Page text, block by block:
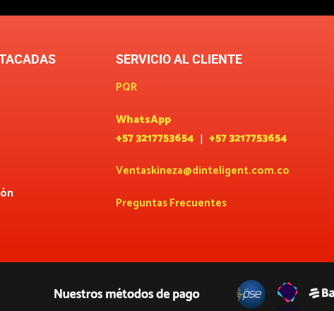
SERVICIO AL CLIENTE
PQR
WhatsApp
+57 3217753654
+57 3217753654
Ventaskineza@dinteligent.com.co
Preguntas Frecuentes